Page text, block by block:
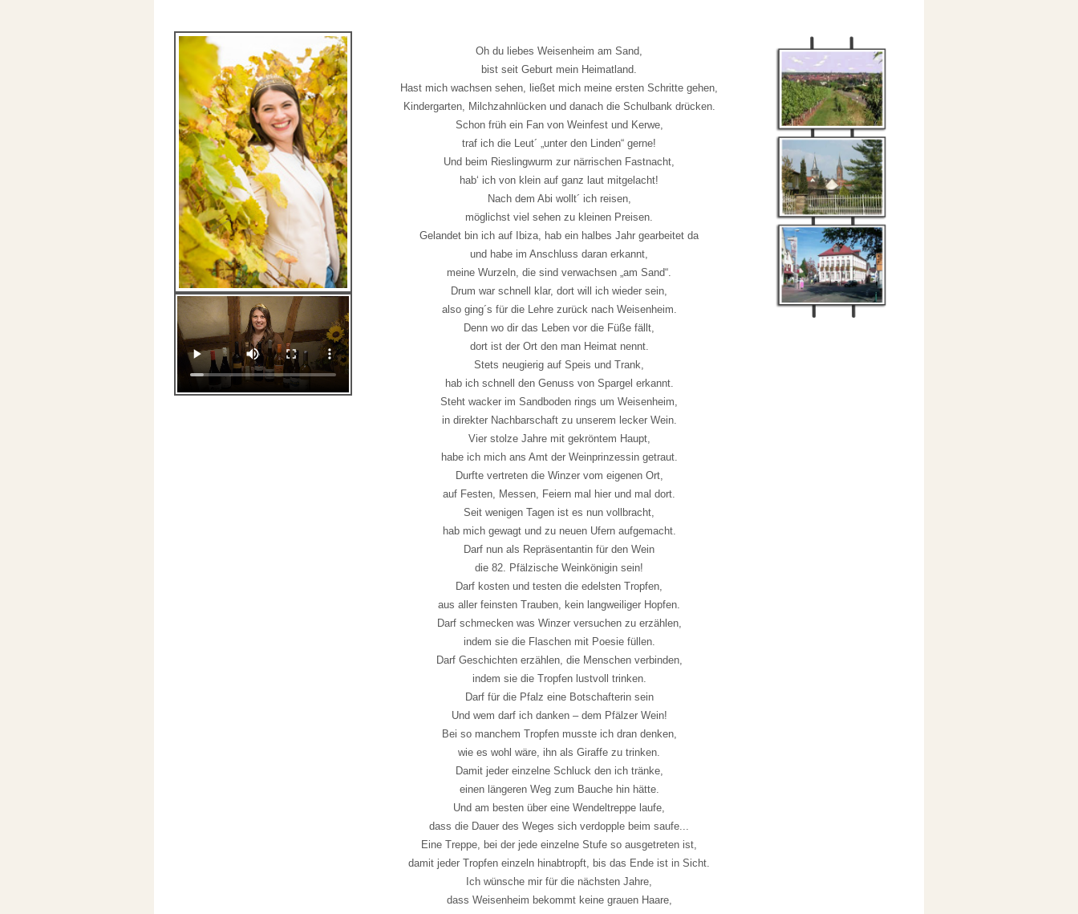
Oh du liebes Weisenheim am Sand,
bist seit Geburt mein Heimatland.
Hast mich wachsen sehen, ließet mich meine ersten Schritte gehen,
Kindergarten, Milchzahnlücken und danach die Schulbank drücken.
Schon früh ein Fan von Weinfest und Kerwe,
traf ich die Leut´ „unter den Linden“ gerne!
Und beim Rieslingwurm zur närrischen Fastnacht,
hab‘ ich von klein auf ganz laut mitgelacht!
Nach dem Abi wollt´ ich reisen,
möglichst viel sehen zu kleinen Preisen.
Gelandet bin ich auf Ibiza, hab ein halbes Jahr gearbeitet da
und habe im Anschluss daran erkannt,
meine Wurzeln, die sind verwachsen „am Sand“.
Drum war schnell klar, dort will ich wieder sein,
also ging´s für die Lehre zurück nach Weisenheim.
Denn wo dir das Leben vor die Füße fällt,
dort ist der Ort den man Heimat nennt.
Stets neugierig auf Speis und Trank,
hab ich schnell den Genuss von Spargel erkannt.
Steht wacker im Sandboden rings um Weisenheim,
in direkter Nachbarschaft zu unserem lecker Wein.
Vier stolze Jahre mit gekröntem Haupt,
habe ich mich ans Amt der Weinprinzessin getraut.
Durfte vertreten die Winzer vom eigenen Ort,
auf Festen, Messen, Feiern mal hier und mal dort.
Seit wenigen Tagen ist es nun vollbracht,
hab mich gewagt und zu neuen Ufern aufgemacht.
Darf nun als Repräsentantin für den Wein
die 82. Pfälzische Weinkönigin sein!
Darf kosten und testen die edelsten Tropfen,
aus aller feinsten Trauben, kein langweiliger Hopfen.
Darf schmecken was Winzer versuchen zu erzählen,
indem sie die Flaschen mit Poesie füllen.
Darf Geschichten erzählen, die Menschen verbinden,
indem sie die Tropfen lustvoll trinken.
Darf für die Pfalz eine Botschafterin sein
Und wem darf ich danken – dem Pfälzer Wein!
Bei so manchem Tropfen musste ich dran denken,
wie es wohl wäre, ihn als Giraffe zu trinken.
Damit jeder einzelne Schluck den ich tränke,
einen längeren Weg zum Bauche hin hätte.
Und am besten über eine Wendeltreppe laufe,
dass die Dauer des Weges sich verdopple beim saufe...
Eine Treppe, bei der jede einzelne Stufe so ausgetreten ist,
damit jeder Tropfen einzeln hinabtropft, bis das Ende ist in Sicht.
Ich wünsche mir für die nächsten Jahre,
dass Weisenheim bekommt keine grauen Haare,